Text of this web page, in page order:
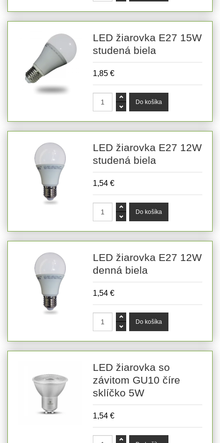
LED žiarovka E27 15W
studená biela
1,85 €
LED žiarovka E27 12W
studená biela
1,54 €
LED žiarovka E27 12W
denná biela
1,54 €
LED žiarovka so
závitom GU10 číre
sklíčko 5W
1,54 €